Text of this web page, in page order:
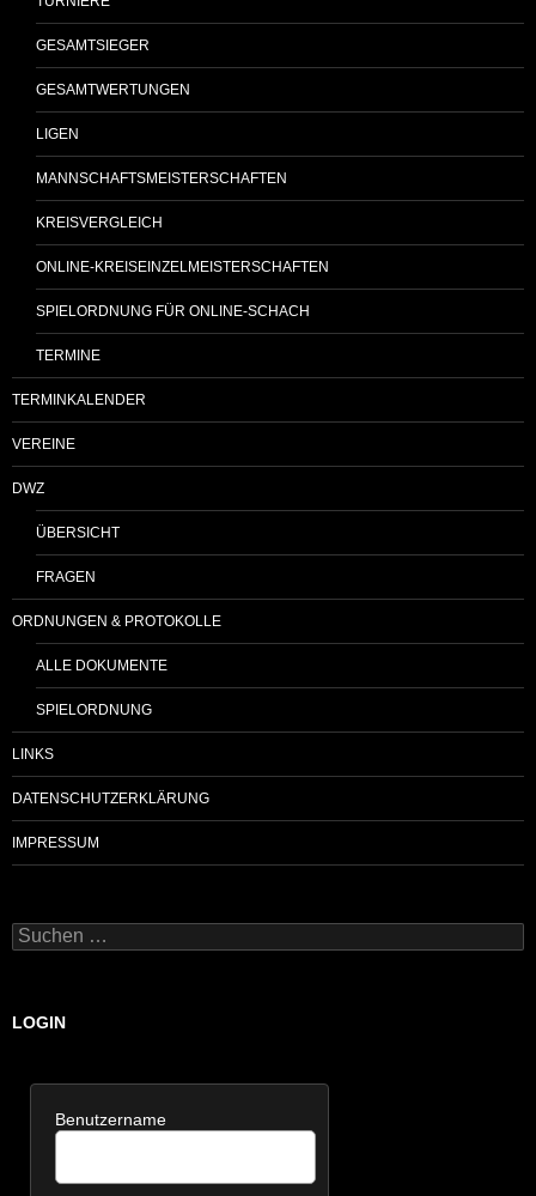
GESAMTSIEGER
GESAMTWERTUNGEN
LIGEN
MANNSCHAFTSMEISTERSCHAFTEN
KREISVERGLEICH
ONLINE-KREISEINZELMEISTERSCHAFTEN
SPIELORDNUNG FÜR ONLINE-SCHACH
TERMINE
TERMINKALENDER
VEREINE
DWZ
ÜBERSICHT
FRAGEN
ORDNUNGEN & PROTOKOLLE
ALLE DOKUMENTE
SPIELORDNUNG
LINKS
DATENSCHUTZERKLÄRUNG
IMPRESSUM
Suchen
nach:
LOGIN
Benutzername